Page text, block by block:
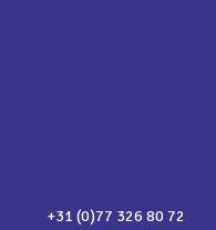
+31 (0)77 326 80 72